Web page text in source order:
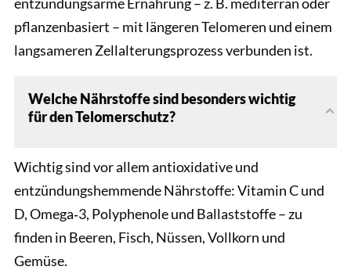
pflanzenbasiert – mit längeren Telomeren und einem
langsameren Zellalterungsprozess verbunden ist.
Welche Nährstoffe sind besonders wichtig
für den Telomerschutz?
Wichtig sind vor allem antioxidative und
entzündungshemmende Nährstoffe: Vitamin C und
D, Omega‑3, Polyphenole und Ballaststoffe – zu
finden in Beeren, Fisch, Nüssen, Vollkorn und
Gemüse.